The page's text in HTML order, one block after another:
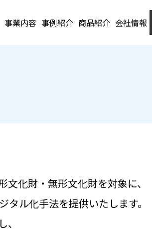
事業内容 事例紹介 商品紹介 会社情報
化財・無形文化財を対象に、
ル化手法を提供いたします。